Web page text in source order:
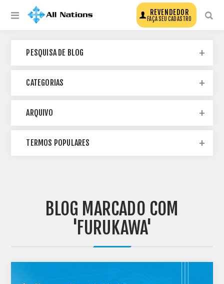
REVENDEDOR
FAÇA SEU CADASTRO
BLOG MARCADO COM
'FURUKAWA'
PESQUISA DE BLOG
CATEGORIAS
ARQUIVO
TERMOS POPULARES